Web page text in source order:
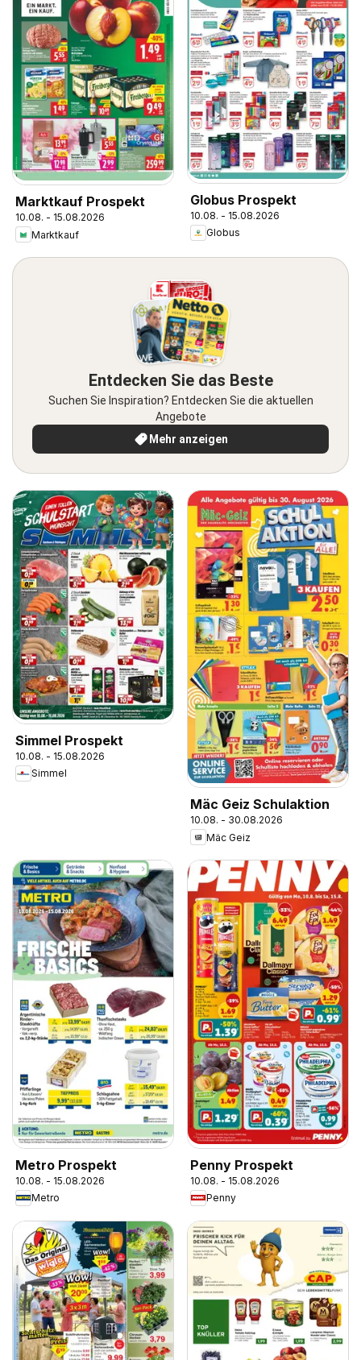
Marktkauf Prospekt
10.08. - 15.08.2026
Marktkauf
Globus Prospekt
10.08. - 15.08.2026
Globus
Entdecken Sie das Beste
Suchen Sie Inspiration? Entdecken Sie die aktuellen
Angebote
Mehr anzeigen
Simmel Prospekt
10.08. - 15.08.2026
Simmel
Mäc Geiz Schulaktion
10.08. - 30.08.2026
Mäc Geiz
Metro Prospekt
10.08. - 15.08.2026
Metro
Penny Prospekt
10.08. - 15.08.2026
Penny